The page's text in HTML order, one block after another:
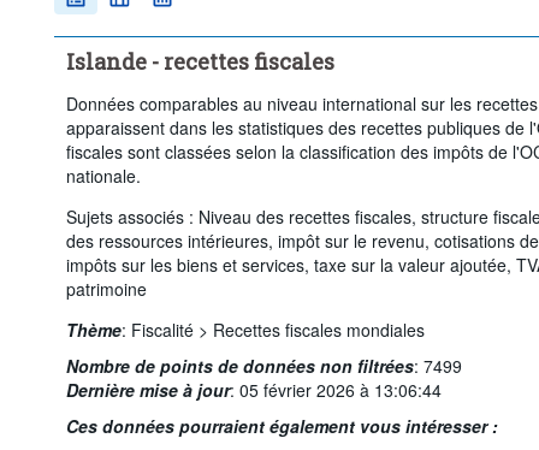
Islande - recettes fiscales
Données comparables au niveau international sur les
apparaissent dans les statistiques des recettes publiques de
fiscales sont classées selon la classification des impôts de
nationale.
Sujets associés : Niveau des recettes fiscales, structure
des ressources intérieures, impôt sur le revenu, cotisations
impôts sur les biens et services, taxe sur la valeur ajoutée,
patrimoine
Thème: Fiscalité > Recettes fiscales mondiales
Nombre de points de données non filtrées: 7499
Dernière mise à jour: 05 février 2026 à 13:06:44
Ces données pourraient également vous intéresser :